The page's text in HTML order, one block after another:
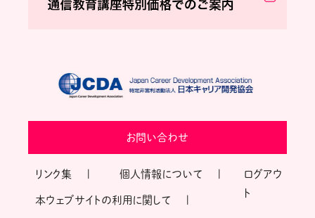
お問い合わせ
リンク集 個人情報について
本ウェブサイトの利用に関して
ログアウ
ト